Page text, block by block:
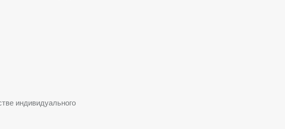
индивидуального